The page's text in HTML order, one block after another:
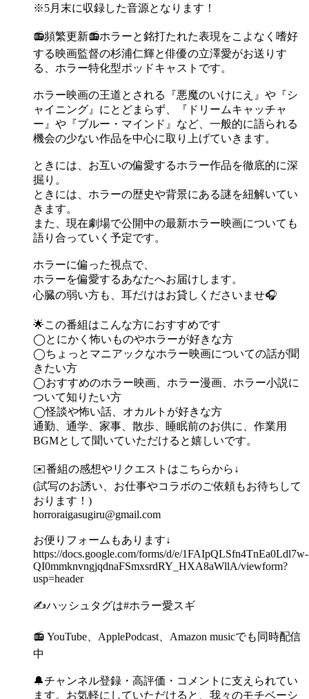
※5月末に収録した音源となります！
📻頻繁更新📻ホラーと銘打たれた表現をこよなく嗜好
する映画監督の杉浦仁輝と俳優の立澤愛がお送りす
る、ホラー特化型ポッドキャストです。
ホラー映画の王道とされる『悪魔のいけにえ』や『シ
ャイニング』にとどまらず、『ドリームキャッチャ
ー』や『ブルー・マインド』など、一般的に語られる
機会の少ない作品を中心に取り上げていきます。
ときには、お互いの偏愛するホラー作品を徹底的に深
掘り。
ときには、ホラーの歴史や背景にある謎を紐解いてい
きます。
また、現在劇場で公開中の最新ホラー映画についても
語り合っていく予定です。
ホラーに偏った視点で、
ホラーを偏愛するあなたへお届けします。
心臓の弱い方も、耳だけはお貸しくださいませ🎧
🌟この番組はこんな方におすすめです
◯とにかく怖いものやホラーが好きな方
◯ちょっとマニアックなホラー映画についての話が聞
きたい方
◯おすすめのホラー映画、ホラー漫画、ホラー小説に
ついて知りたい方
◯怪談や怖い話、オカルトが好きな方
通勤、通学、家事、散歩、睡眠前のお供に、作業用
BGMとして聞いていただけると嬉しいです。
✉️番組の感想やリクエストはこちらから↓
(試写のお誘い、お仕事やコラボのご依頼もお待ちして
おります！)
horroraigasugiru@gmail.com
お便りフォームもあります↓
https://docs.google.com/forms/d/e/1FAIpQLSfn4TnEa0Ldl7w-
QI0mmknvngjqdnaFSmxsrdRY_HXA8aWllA/viewform?
usp=header
✍️ハッシュタグは#ホラー愛スギ
📻 YouTube、ApplePodcast、Amazon musicでも同時配信
中
🔔チャンネル登録・高評価・コメントに支えられてい
ます。お気軽にしていただけると、我々のモチベーシ